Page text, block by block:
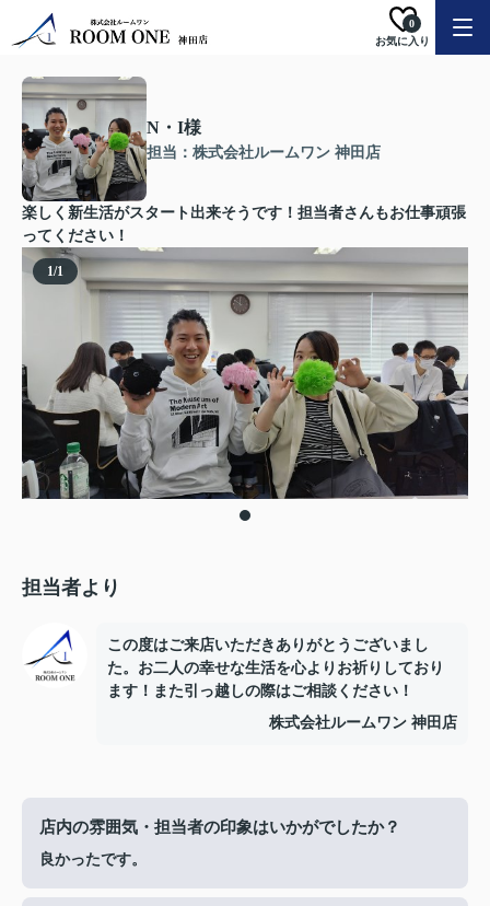
お気に入り
0
N・I様
担当：株式会社ルームワン 神田店
楽しく新生活がスタート出来そうです！担当者さんもお仕事頑張
ってください！
1/1
担当者より
この度はご来店いただきありがとうございまし
た。お二人の幸せな生活を心よりお祈りしており
ます！また引っ越しの際はご相談ください！
株式会社ルームワン 神田店
店内の雰囲気・担当者の印象はいかがでしたか？
良かったです。